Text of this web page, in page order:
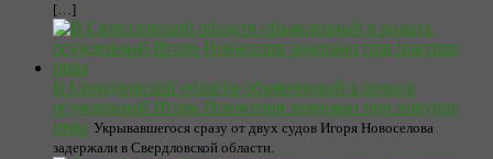
[…]
В Свердловской области объявленный в розыск
осужденный Игорь Новоселов задержан при покупке
пива Укрывавшегося сразу от двух судов Игоря Новоселова
задержали в Свердловской области.